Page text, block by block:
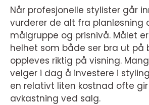
Når profesjonelle stylister går
vurderer de alt fra planløsning
målgruppe og prisnivå. Målet
helhet som både ser bra ut på
oppleves riktig på visning.
velger i dag å investere i
en relativt liten kostnad ofte
avkastning ved salg.